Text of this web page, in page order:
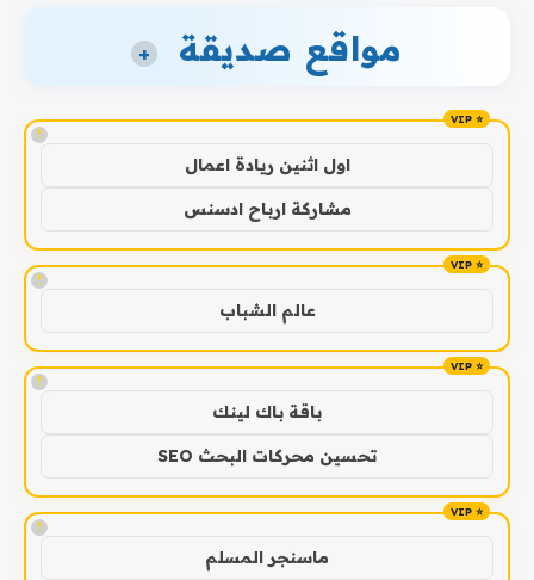
مواقع صديقة +
!
اول اثنين ريادة اعمال
مشاركة ارباح ادسنس
!
عالم الشباب
!
باقة باك لينك
تحسين محركات البحث SEO
!
ماسنجر المسلم